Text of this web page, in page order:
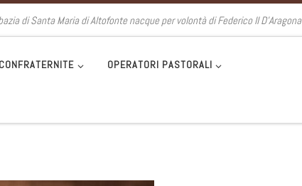
di Santa Maria di Altofonte nacque per volontà di Federico II D'Aragona
CONFRATERNITE OPERATORI PASTORALI